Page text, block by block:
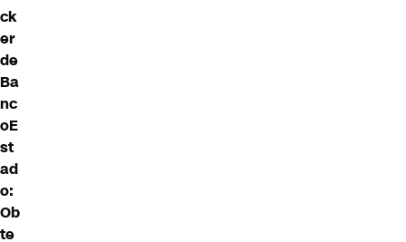
ck
er
de
Ba
nc
oE
st
ad
o:
Ob
te